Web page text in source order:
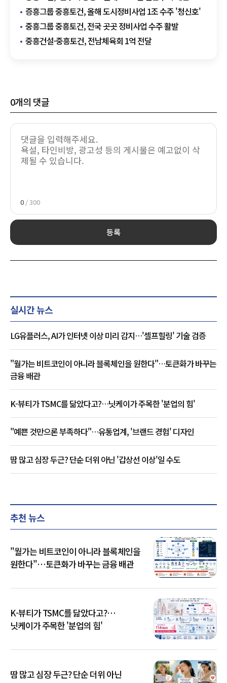
본격 분양 돌입
증흥그룹 중흥토건, 올해 도시정비사업 1조 수주 '청신호'
중흥그룹 중흥토건, 전국 곳곳 정비사업 수주 활발
중흥건설·중흥토건, 전남체육회 1억 전달
0개의 댓글
0 / 300
등록
실시간 뉴스
LG유플러스, AI가 인터넷 이상 미리 감지…'셀프힐링' 기술 검증
"월가는 비트코인이 아니라 블록체인을 원한다"…토큰화가 바꾸는
금융 배관
K-뷰티가 TSMC를 닮았다고?…닛케이가 주목한 '분업의 힘'
"예쁜 것만으론 부족하다"…유통업계, '브랜드 경험' 디자인
땀 많고 심장 두근? 단순 더위 아닌 '갑상선 이상'일 수도
추천 뉴스
"월가는 비트코인이 아니라 블록체인을
원한다"…토큰화가 바꾸는 금융 배관
K-뷰티가 TSMC를 닮았다고?…
닛케이가 주목한 '분업의 힘'
땀 많고 심장 두근? 단순 더위 아닌